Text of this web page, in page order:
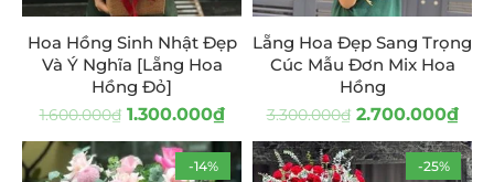
Hoa Hồng Sinh Nhật Đẹp
Và Ý Nghĩa [Lẵng Hoa
Hồng Đỏ]
1.600.000₫ 1.300.000₫
Lẵng Hoa Đẹp Sang Trọng
Cúc Mẫu Đơn Mix Hoa
Hồng
3.300.000₫ 2.700.000₫
-14% -25%